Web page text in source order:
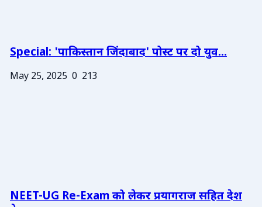
Special: 'पाकिस्तान जिंदाबाद' पोस्ट पर दो युव...
May 25, 2025 0 213
NEET-UG Re-Exam को लेकर प्रयागराज सहित देश